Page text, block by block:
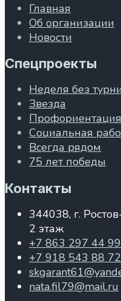
Главная
Об организации
Новости
Спецпроекты
Неделя без
Звезда
Профориентация
Социальная
Всегда рядом
75 лет победы
Контакты
344038, г.
2 этаж
+7 863 297 44 99
+7 918 543 88 72
nata.fil79@mail.ru